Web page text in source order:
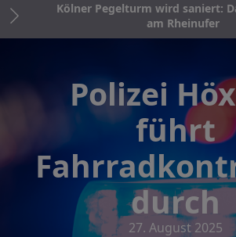
Kölner Pegelturm wird saniert:
am Rheinufer
Polizei
führt
durch
27. August 2025